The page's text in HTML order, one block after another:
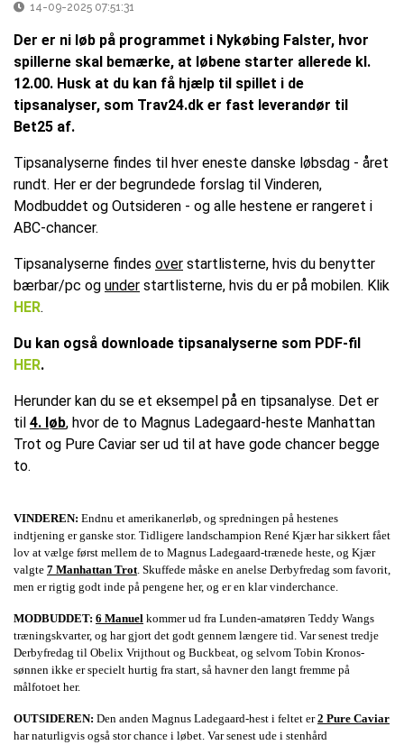
14-09-2025 07:51:31
Der er ni løb på programmet i Nykøbing Falster, hvor
spillerne skal bemærke, at løbene starter allerede kl.
12.00. Husk at du kan få hjælp til spillet i de
tipsanalyser, som Trav24.dk er fast leverandør til
Bet25 af.
Tipsanalyserne findes til hver eneste danske løbsdag - året
rundt. Her er der begrundede forslag til Vinderen,
Modbuddet og Outsideren - og alle hestene er rangeret i
ABC-chancer.
Tipsanalyserne findes over startlisterne, hvis du benytter
bærbar/pc og under startlisterne, hvis du er på mobilen. Klik
HER.
Du kan også downloade tipsanalyserne som PDF-fil
HER.
Herunder kan du se et eksempel på en tipsanalyse. Det er
til 4. løb, hvor de to Magnus Ladegaard-heste Manhattan
Trot og Pure Caviar ser ud til at have gode chancer begge
to.
VINDEREN: Endnu et amerikanerløb, og spredningen på hestenes
indtjening er ganske stor. Tidligere landschampion René Kjær har sikkert fået
lov at vælge først mellem de to Magnus Ladegaard-trænede heste, og Kjær
valgte 7 Manhattan Trot. Skuffede måske en anelse Derbyfredag som favorit,
men er rigtig godt inde på pengene her, og er en klar vinderchance.
MODBUDDET: 6 Manuel kommer ud fra Lunden-amatøren Teddy Wangs
træningskvarter, og har gjort det godt gennem længere tid. Var senest tredje
Derbyfredag til Obelix Vrijthout og Buckbeat, og selvom Tobin Kronos-
sønnen ikke er specielt hurtig fra start, så havner den langt fremme på
målfotoet her.
OUTSIDEREN: Den anden Magnus Ladegaard-hest i feltet er2 Pure Caviar
har naturligvis også stor chance i løbet. Var senest ude i stenhård